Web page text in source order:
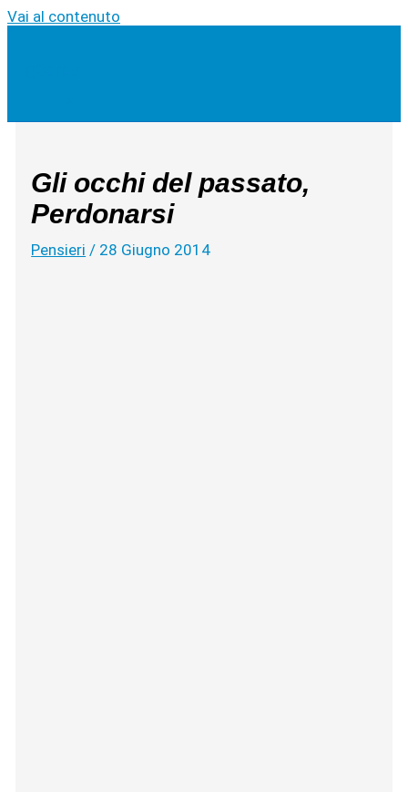
Vai al contenuto
Gli occhi del passato,
Perdonarsi
Pensieri / 28 Giugno 2014